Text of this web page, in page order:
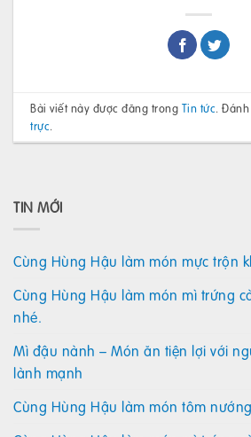
Bài viết này được đăng trong Tin tức.
trực.
TIN MỚI
Cùng Hùng Hậu làm món mực trộn
Cùng Hùng Hậu làm món mì trứng
nhé.
Mì đậu nành – Món ăn tiện lợi với
lành mạnh
Cùng Hùng Hậu làm món tôm